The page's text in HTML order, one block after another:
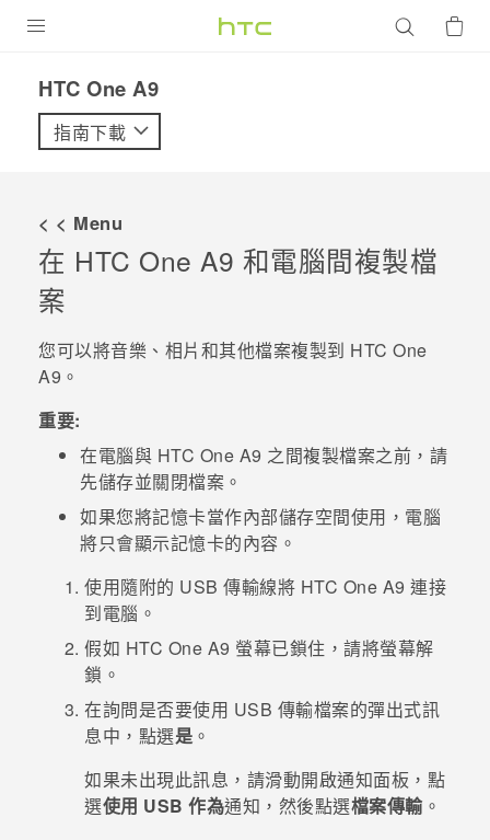
VIVE
配件
VIVERSE
優惠專區
焦點訊息
校園專案
企業採購
VIVELAND
HTC One A9‎
指南下載
< < Menu
在 HTC One A9 和電腦間複製檔
案
您可以將音樂、相片和其他檔案複製到 HTC One
A9 。
重要:
在電腦與 HTC One A9 之間複製檔案之前，請
先儲存並關閉檔案。
如果您將記憶卡當作內部儲存空間使用，電腦
將只會顯示記憶卡的內容。
使用隨附的 USB 傳輸線將 HTC One A9 連接
到電腦。
假如 HTC One A9 螢幕已鎖住，請將螢幕解
鎖。
在詢問是否要使用 USB 傳輸檔案的彈出式訊
息中，點選是 。
如果未出現此訊息，請滑動開啟通知面板，點
選使用 USB 作為通知，然後點選檔案傳輸 。